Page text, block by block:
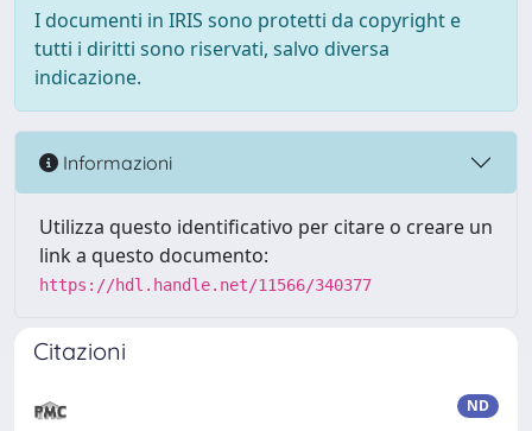
I documenti in IRIS sono protetti da copyright e
tutti i diritti sono riservati, salvo diversa
indicazione.
Informazioni
Utilizza questo identificativo per citare o creare un
link a questo documento:
https://hdl.handle.net/11566/340377
Citazioni
ND